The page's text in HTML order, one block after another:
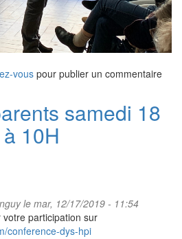
vous pour publier un commentaire
samedi 18
10H
le mar, 12/17/2019 - 11:54
participation sur
conference-dys-hpi